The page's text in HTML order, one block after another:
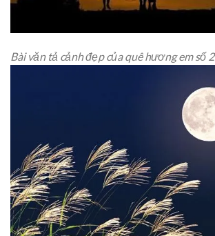
Bài văn tả cảnh đẹp của quê hương em số 2